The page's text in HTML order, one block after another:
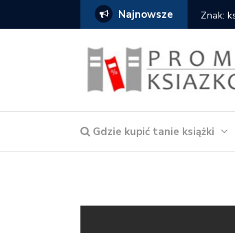
Najnowsze Znak:
Gdzie kupić tanie książki